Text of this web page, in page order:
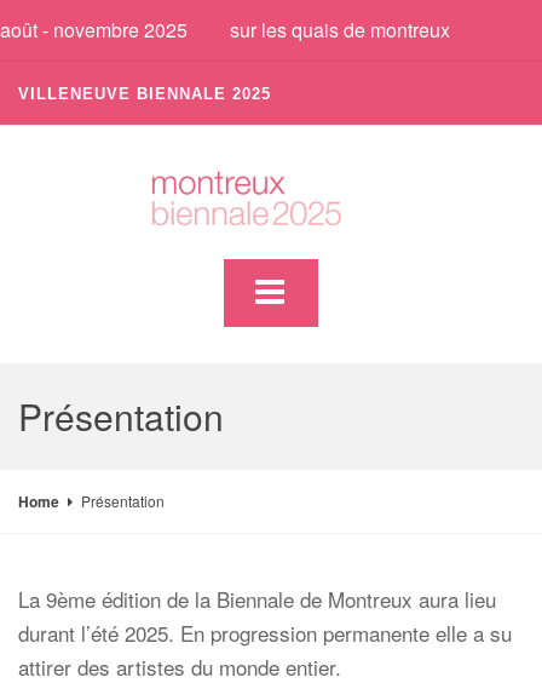
août - novembre 2025 sur les quais de montreux
VILLENEUVE BIENNALE 2025
Présentation
Home Présentation
La 9ème édition de la Biennale de Montreux aura lieu
durant l’été 2025. En progression permanente elle a su
attirer des artistes du monde entier.